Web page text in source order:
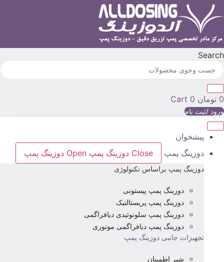
Search
0 تومان 0
Cart
ورود /ثبت نام
پیشخوان
دوزینگ پمپ
Close دوزینگ پمپ Open دوزینگ پمپ
دوزینگ پمپ براساس تکنولوژی
دوزینگ پمپ پیستونی
دوزینگ پمپ پریستالتیک
دوزینگ پمپ سلونوئیدی دیافراگمی
دوزینگ پمپ دیافراگمی موتوری
تجهیزات جانبی دوزینگ پمپ
شیر اطمینان